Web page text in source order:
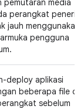
pemutaran media
perangkat
jauh menggunakan
pengguna
deploy aplikasi
beberapa file
sebelum